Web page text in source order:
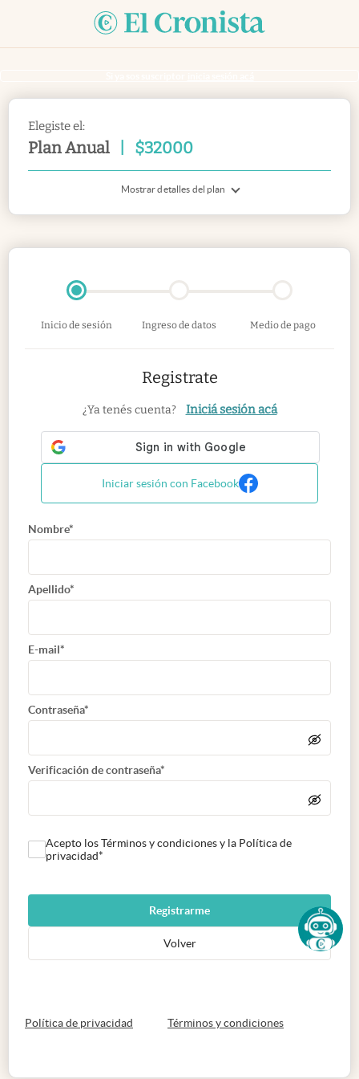
Elegiste el:
Plan Anual $32000
Mostrar detalles del plan
Inicio de sesión Ingreso de datos Medio de pago
Registrate
¿Ya tenés cuenta? Iniciá sesión acá
Iniciar sesión con Facebook
Nombre*
Apellido*
E-mail*
Contraseña*
Verificación de contraseña*
Acepto los Términos y condiciones y la Política de
privacidad*
Registrarme
Volver
Política de privacidad abre en nueva pestaña
Términos y condicionesabre en nueva